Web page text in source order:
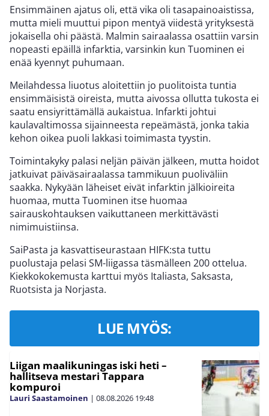
Ensimmäinen ajatus oli, että vika oli tasapainoaistissa,
mutta mieli muuttui pipon mentyä viidestä yrityksestä
jokaisella ohi päästä. Malmin sairaalassa osattiin varsin
nopeasti epäillä infarktia, varsinkin kun Tuominen ei
enää kyennyt puhumaan.
Meilahdessa liuotus aloitettiin jo puolitoista tuntia
ensimmäisistä oireista, mutta aivossa ollutta tukosta ei
saatu ensiyrittämällä aukaistua. Infarkti johtui
kaulavaltimossa sijainneesta repeämästä, jonka takia
kehon oikea puoli lakkasi toimimasta tyystin.
Toimintakyky palasi neljän päivän jälkeen, mutta hoidot
jatkuivat päiväsairaalassa tammikuun puoliväliin
saakka. Nykyään läheiset eivät infarktin jälkioireita
huomaa, mutta Tuominen itse huomaa
sairauskohtauksen vaikuttaneen merkittävästi
nimimuistiinsa.
SaiPasta ja kasvattiseurastaan HIFK:sta tuttu
puolustaja pelasi SM-liigassa täsmälleen 200 ottelua.
Kiekkokokemusta karttui myös Italiasta, Saksasta,
Ruotsista ja Norjasta.
LUE MYÖS:
Liigan maalikuningas iski heti –
hallitseva mestari Tappara
kompuroi
Lauri Saastamoinen | 08.08.2026 19:48